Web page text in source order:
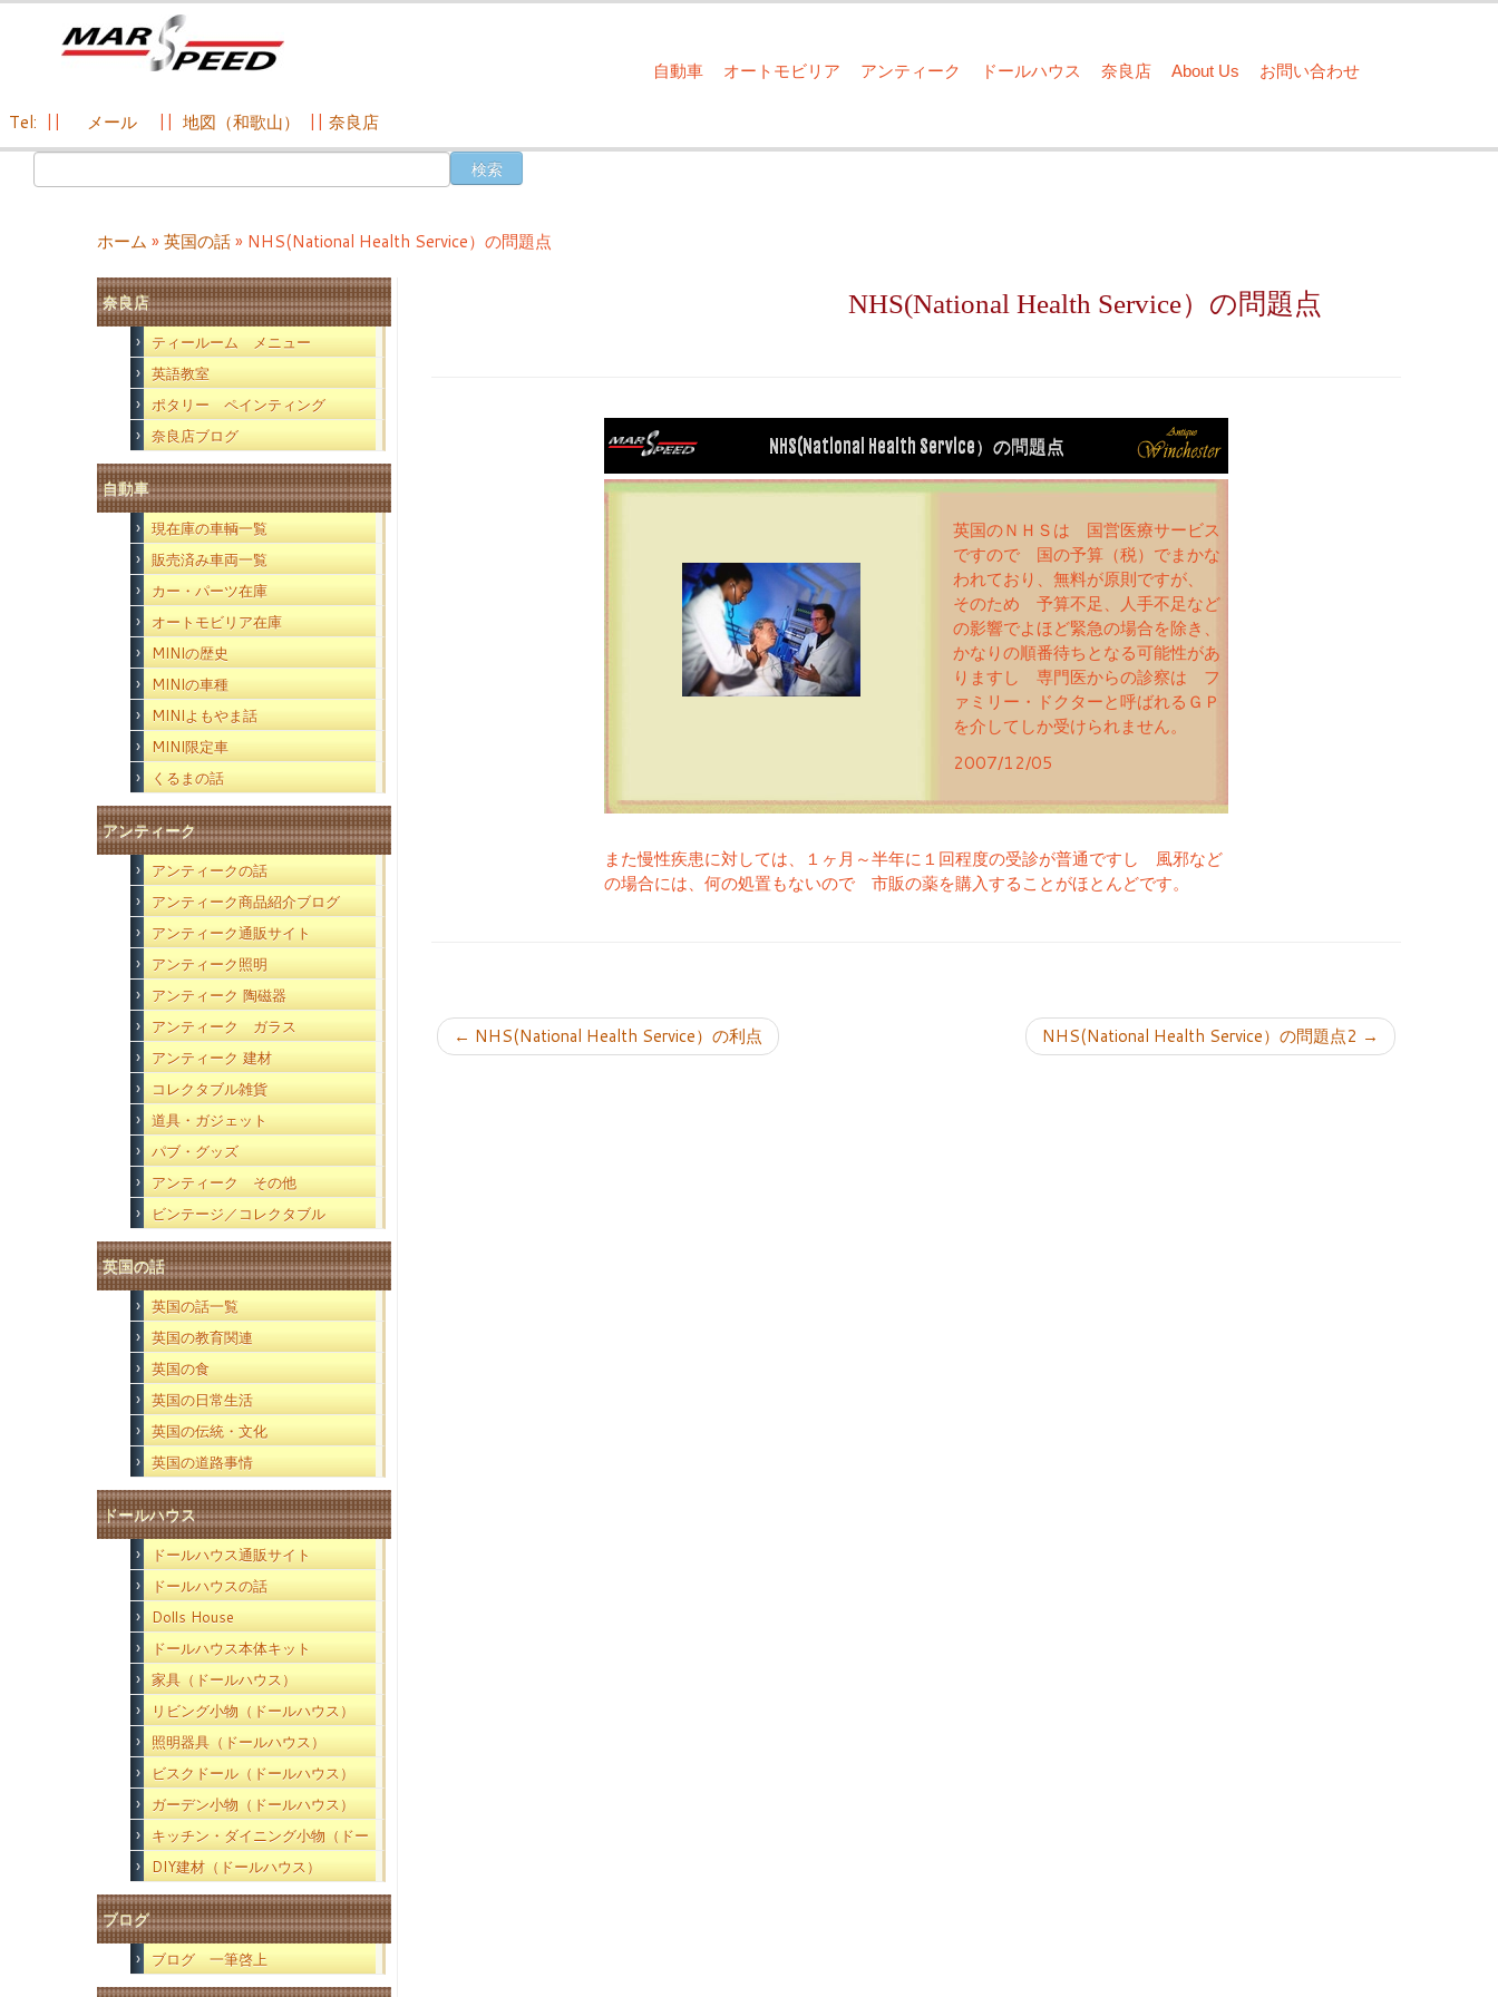
自動車 オートモビリア アンティーク ドールハウス 奈良店 About Us お問い合わせ
Tel: メール 地図（和歌山） 奈良店
索:
ホーム » 英国の話» NHS(National Health Service）の問題点
奈良店
ティールーム メニュー
英語教室
ポタリー ペインティング
奈良店ブログ
自動車
現在庫の車輌一覧
販売済み車両一覧
カー・パーツ在庫
オートモビリア在庫
MINIの歴史
MINIの車種
MINIよもやま話
MINI限定車
くるまの話
アンティーク
アンティークの話
アンティーク商品紹介ブログ
アンティーク通販サイト
アンティーク照明
アンティーク 陶磁器
アンティーク ガラス
アンティーク 建材
コレクタブル雑貨
道具・ガジェット
パブ・グッズ
アンティーク その他
ビンテージ／コレクタブル
英国の話
英国の話一覧
英国の教育関連
英国の食
英国の日常生活
英国の伝統・文化
英国の道路事情
ドールハウス
ドールハウス通販サイト
ドールハウスの話
Dolls House
ドールハウス本体キット
家具（ドールハウス）
リビング小物（ドールハウス）
照明器具（ドールハウス）
ビスクドール（ドールハウス）
ガーデン小物（ドールハウス）
キッチン・ダイニング小物（ドー
ルハウス）
DIY建材（ドールハウス）
ブログ
ブログ 一筆啓上
NHS(National Health Service）の問題点
NHS(National Health Service）の問題点
英国のＮＨＳは 国営医療サービス
ですので 国の予算（税）でまかな
われており、無料が原則ですが、
そのため 予算不足、人手不足など
の影響でよほど緊急の場合を除き、
かなりの順番待ちとなる可能性があ
りますし 専門医からの診察は フ
ァミリー・ドクターと呼ばれるＧＰ
を介してしか受けられません。
2007/12/05
また慢性疾患に対しては、１ヶ月～半年に１回程度の受診が普通ですし 風邪など
の場合には、何の処置もないので 市販の薬を購入することがほとんどです。
← NHS(National Health Service）の利点 NHS(National Health Service）の問題点2 →